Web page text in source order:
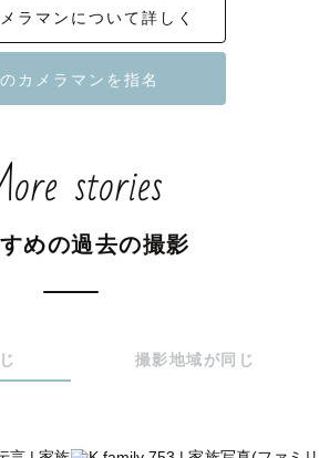
得済
プレミアムポージングはお任せ下さ
総撮影件数1500件以上
こと過ごすママカメラマン✨
ミアム／富士フイルム／
ラマンについて詳しく
stories
めの過去の撮影
撮影地域が同じ